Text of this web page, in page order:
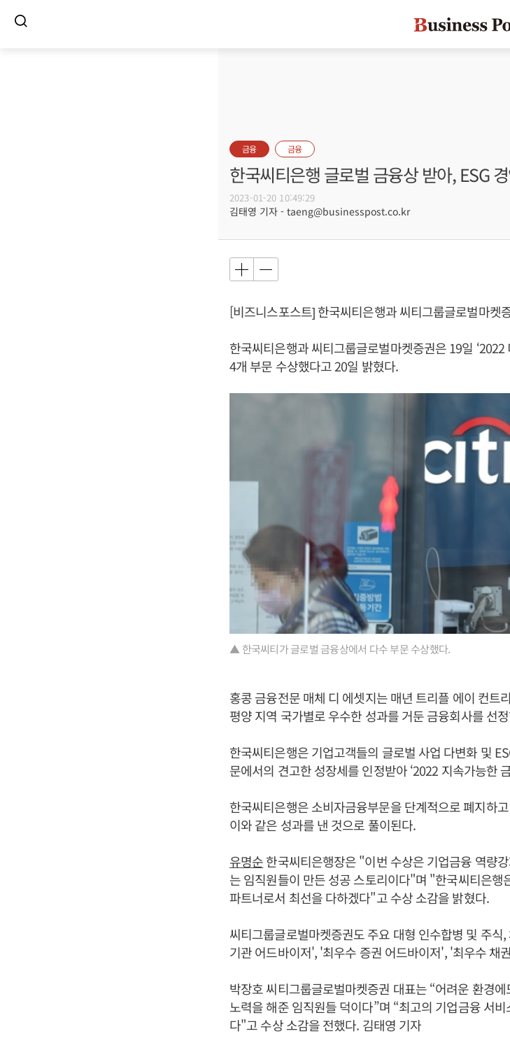
금융 금융
한국씨티은행 글로벌 금융상 받아, ESG
2023-01-20 10:49:29
김태영 기자 - taeng@businesspost.co.kr
[비즈니스포스트] 한국씨티은행과 씨티그룹글로벌마켓
한국씨티은행과 씨티그룹글로벌마켓증권은 19일
4개 부문 수상했다고 20일 밝혔다.
▲ 한국씨티가 글로벌 금융상에서 다수 부문 수상했다.
홍콩 금융전문 매체 디 에셋지는 매년 트리플 에이 컨트
평양 지역 국가별로 우수한 성과를 거둔 금융회사를 선
한국씨티은행은 기업고객들의 글로벌 사업 다변화 및
문에서의 견고한 성장세를 인정받아 ‘2022 지속가능한
한국씨티은행은 소비자금융부문을 단계적으로 폐지하
이와 같은 성과를 낸 것으로 풀이된다.
유명순한국씨티은행장은 "이번 수상은 기업금융 역량
는 임직원들이 만든 성공 스토리이다"며 "한국씨티은행
파트너로서 최선을 다하겠다"고 수상 소감을 밝혔다.
씨티그룹글로벌마켓증권도 주요 대형 인수합병 및 주
기관 어드바이저', '최우수 증권 어드바이저', '최우수 채
박장호 씨티그룹글로벌마켓증권 대표는 “어려운 환경
노력을 해준 임직원들 덕이다”며 “최고의 기업금융 서
다"고 수상 소감을 전했다. 김태영 기자